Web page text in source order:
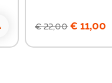
€22,00 € 11,00